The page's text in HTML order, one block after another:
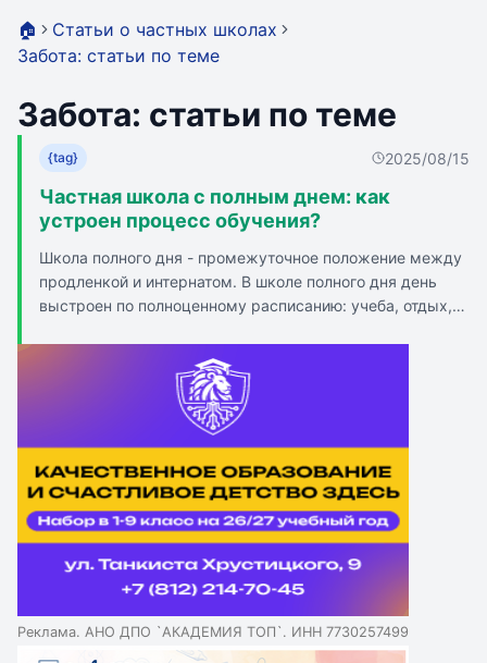
🏠
Статьи о частных школах
Забота: статьи по теме
Забота: статьи по теме
{tag} 2025/08/15
Частная школа с полным днем: как
устроен процесс обучения?
Школа полного дня - промежуточное положение между
продленкой и интернатом. В школе полного дня день
выстроен по полноценному расписанию: учеба, отдых,
возвращаются домой. Грамотно составленный режим
позволяет чередовать занятия с отдыхом. Школа
предлагает разнообразие кружков и секций для
гармоничного развития ребенка. Родители могут быть
спокойны, пока ребенок под присмотром и в безопасной
среде. Школа полного дня подходит для детей с
разными способностями и индивидуальными
потребностями. Атмосфера в таком учреждении должна
быть максимально комфортной и «домашней».
Реклама. АНО ДПО `АКАДЕМИЯ ТОП`. ИНН 7730257499